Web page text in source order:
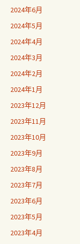
2024年6月
2024年5月
2024年4月
2024年3月
2024年2月
2024年1月
2023年12月
2023年11月
2023年10月
2023年9月
2023年8月
2023年7月
2023年6月
2023年5月
2023年4月